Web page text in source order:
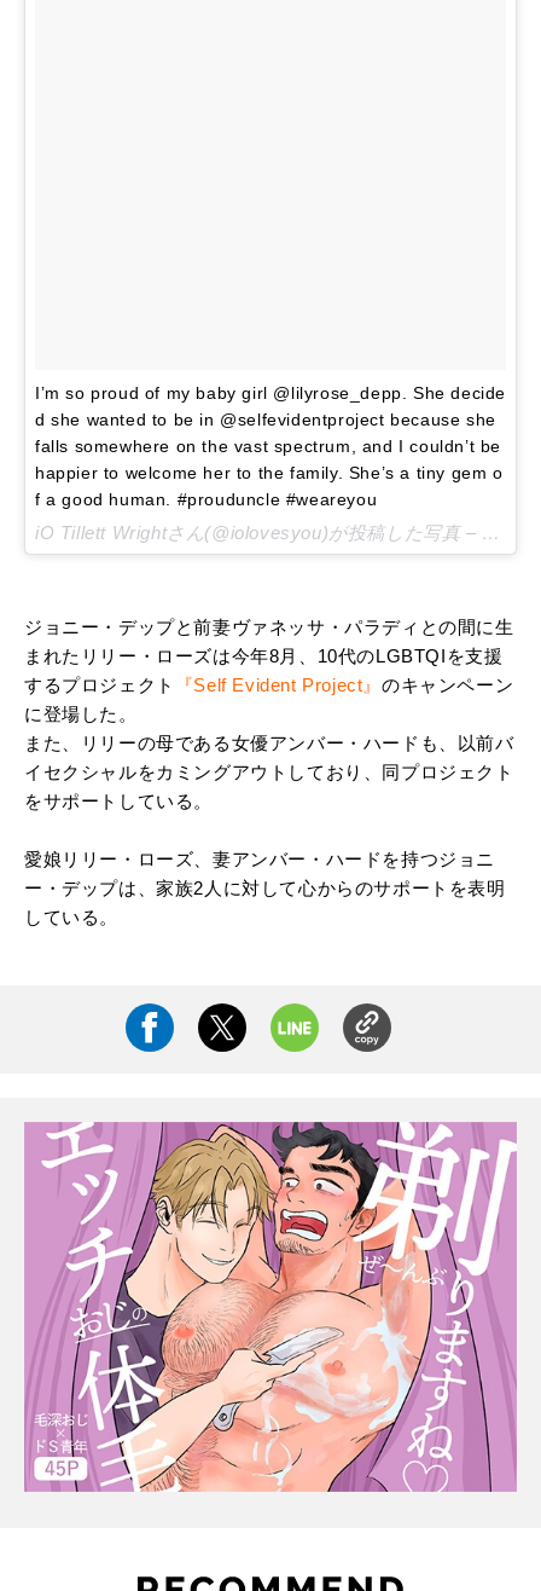
I’m so proud of my baby girl @lilyrose_depp. She decide
d she wanted to be in @selfevidentproject because she
falls somewhere on the vast spectrum, and I couldn’t be
happier to welcome her to the family. She’s a tiny gem o
f a good human. #prouduncle #weareyou
iO Tillett Wrightさん(@iolovesyou)が投稿した写真 –
2015
ジョニー・デップと前妻ヴァネッサ・パラディとの間に生
まれたリリー・ローズは今年8月、10代のLGBTQIを支援
するプロジェクト
『Self Evident Project』のキャンペーン
に登場した。
また、リリーの母である女優アンバー・ハードも、以前バ
イセクシャルをカミングアウトしており、同プロジェクト
をサポートしている。
愛娘リリー・ローズ、妻アンバー・ハードを持つジョニ
ー・デップは、家族2人に対して心からのサポートを表明
している。